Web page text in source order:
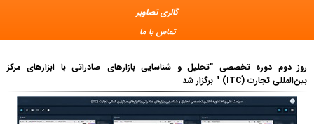
گالری تصاویر
تماس با ما
روز دوم دوره تخصصی "تحلیل و شناسایی بازارهای صادراتی با ابزارهای مرکز
بین‌المللی تجارت (ITC) " برگزار شد